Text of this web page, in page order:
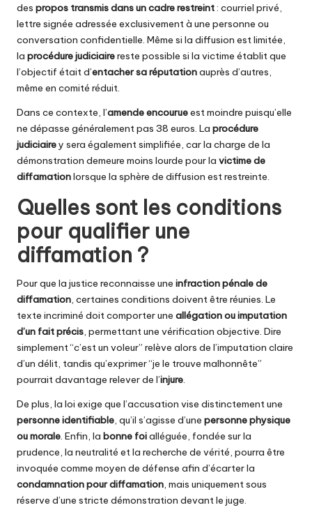
des propos transmis dans un cadre restreint: courriel privé,
lettre signée adressée exclusivement à une personne ou
conversation confidentielle. Même si la diffusion est limitée,
la procédure judiciairereste possible si la victime établit que
l’objectif était d’entacher sa réputationauprès d’autres,
même en comité réduit.
Dans ce contexte, l’amende encourueest moindre puisqu’elle
ne dépasse généralement pas 38 euros. La procédure
judiciairey sera également simplifiée, car la charge de la
démonstration demeure moins lourde pour la victime de
diffamationlorsque la sphère de diffusion est restreinte.
Quelles sont les conditions
pour qualifier une
diffamation ?
Pour que la justice reconnaisse une infraction pénale de
diffamation, certaines conditions doivent être réunies. Le
texte incriminé doit comporter une allégation ou imputation
d’un fait précis, permettant une vérification objective. Dire
simplement “c’est un voleur” relève alors de l’imputation claire
d’un délit, tandis qu’exprimer “je le trouve malhonnête”
pourrait davantage relever de l’injure.
De plus, la loi exige que l’accusation vise distinctement une
personne identifiable, qu’il s’agisse d’une personne physique
ou morale. Enfin, la bonne foialléguée, fondée sur la
prudence, la neutralité et la recherche de vérité, pourra être
invoquée comme moyen de défense afin d’écarter la
condamnation pour diffamation, mais uniquement sous
réserve d’une stricte démonstration devant le juge.